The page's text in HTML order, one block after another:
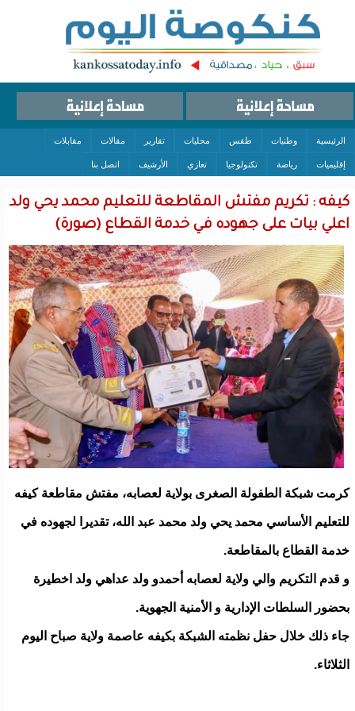
الرئيسية وطنيات طقس محليات تقارير مقالات مقابلات
إقليميات رياضة تكنولوجيا تعازي الأرشيف اتصل بنا
كيفه : تكريم مفتش المقاطعة للتعليم محمد يحي ولد
اعلي بيات على جهوده في خدمة القطاع (صورة)
كرمت شبكة الطفولة الصغرى بولاية لعصابه، مفتش مقاطعة كيفه
للتعليم الأساسي محمد يحي ولد محمد عبد الله، تقديرا لجهوده في
خدمة القطاع بالمقاطعة.
و قدم التكريم والي ولاية لعصابه أحمدو ولد عداهي ولد اخطيرة
بحضور السلطات الإدارية و الأمنية الجهوية.
جاء ذلك خلال حفل نظمته الشبكة بكيفه عاصمة ولاية صباح اليوم
الثلاثاء.